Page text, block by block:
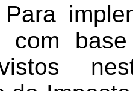
Para
com